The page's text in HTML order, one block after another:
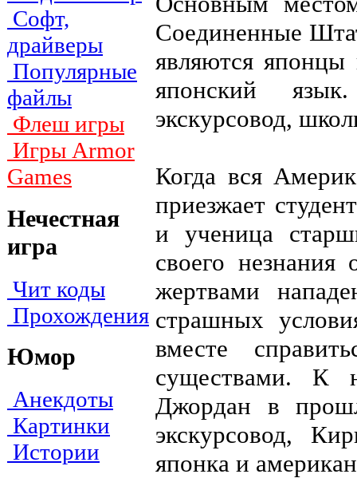
Софт,
драйверы
Популярные
файлы
Флеш игры
Игры Armor
Games
Нечестная
игра
Чит коды
Прохождения
Юмор
Анекдоты
Картинки
Истории
Соединенные
являются
японский
экскурсовод,
Когда вся
приезжает
и ученица
своего незнания
жертвами
страшных
вместе
существами. К
Джордан в
экскурсовод,
японка и